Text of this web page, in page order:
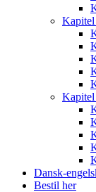
Dansk-
Bestil her